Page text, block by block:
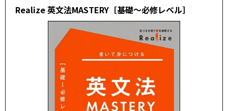
Realize 英文法MASTERY［基礎～必修レベル］